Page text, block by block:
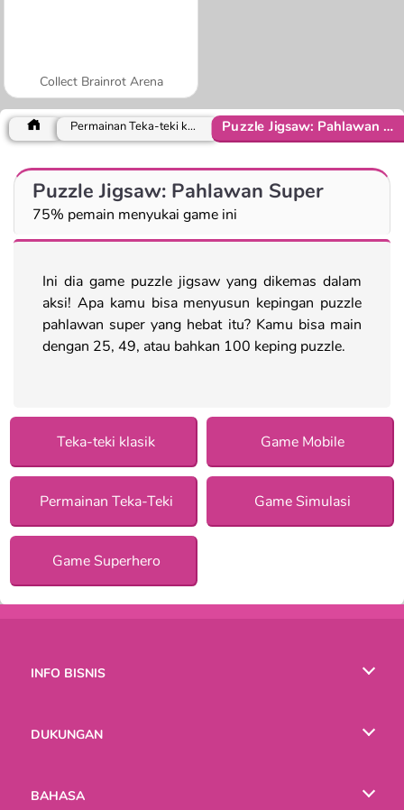
Collect Brainrot Arena
Permainan Teka-teki klasik Puzzle Jigsaw: Pahlawan Super
Puzzle Jigsaw: Pahlawan Super
75% pemain menyukai game ini
Ini dia game puzzle jigsaw yang dikemas dalam
aksi! Apa kamu bisa menyusun kepingan puzzle
pahlawan super yang hebat itu? Kamu bisa main
dengan 25, 49, atau bahkan 100 keping puzzle.
Teka-teki klasik Game Mobile
Permainan Teka-Teki Game Simulasi
Game Superhero
INFO BISNIS
DUKUNGAN
BAHASA